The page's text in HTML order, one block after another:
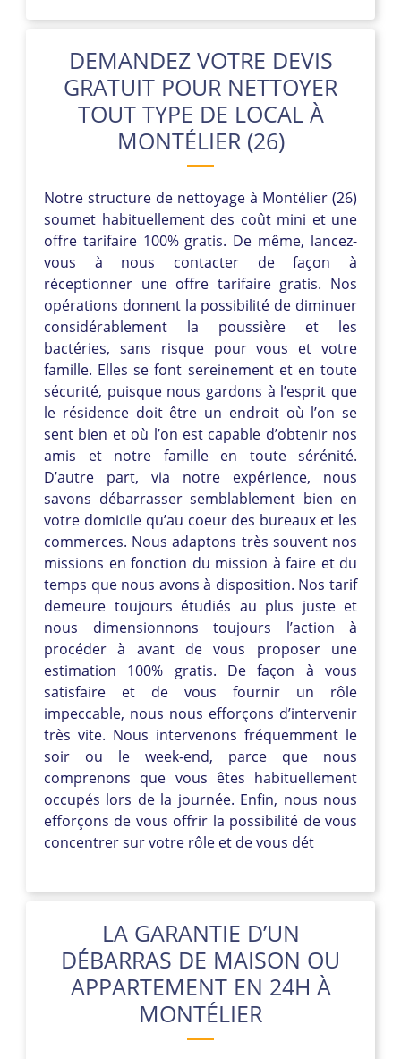
DEMANDEZ VOTRE DEVIS
GRATUIT POUR NETTOYER
TOUT TYPE DE LOCAL À
MONTÉLIER (26)
Notre structure de nettoyage à Montélier (26)
soumet habituellement des coût mini et une
offre tarifaire 100% gratis. De même, lancez-
vous à nous contacter de façon à
réceptionner une offre tarifaire gratis. Nos
opérations donnent la possibilité de diminuer
considérablement la poussière et les
bactéries, sans risque pour vous et votre
famille. Elles se font sereinement et en toute
sécurité, puisque nous gardons à l’esprit que
le résidence doit être un endroit où l’on se
sent bien et où l’on est capable d’obtenir nos
amis et notre famille en toute sérénité.
D’autre part, via notre expérience, nous
savons débarrasser semblablement bien en
votre domicile qu’au coeur des bureaux et les
commerces. Nous adaptons très souvent nos
missions en fonction du mission à faire et du
temps que nous avons à disposition. Nos tarif
demeure toujours étudiés au plus juste et
nous dimensionnons toujours l’action à
procéder à avant de vous proposer une
estimation 100% gratis. De façon à vous
satisfaire et de vous fournir un rôle
impeccable, nous nous efforçons d’intervenir
très vite. Nous intervenons fréquemment le
soir ou le week-end, parce que nous
comprenons que vous êtes habituellement
occupés lors de la journée. Enfin, nous nous
efforçons de vous offrir la possibilité de vous
concentrer sur votre rôle et de vous dét
LA GARANTIE D’UN
DÉBARRAS DE MAISON OU
APPARTEMENT EN 24H À
MONTÉLIER